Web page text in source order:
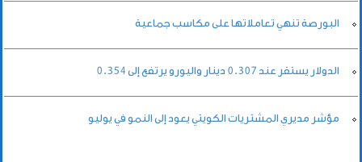
البورصة تنهي تعاملاتها على مكاسب جماعية
الدولار يستقر عند 0.307 دينار واليورو يرتفع إلى 0.354
مؤشر مديري المشتريات الكويتي يعود إلى النمو في يوليو